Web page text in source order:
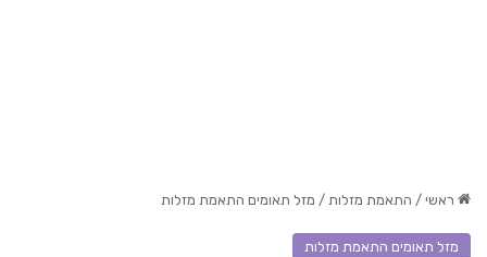
ראשי / התאמת מזלות / מזל תאומים התאמת מזלות
מזל תאומים התאמת מזלות